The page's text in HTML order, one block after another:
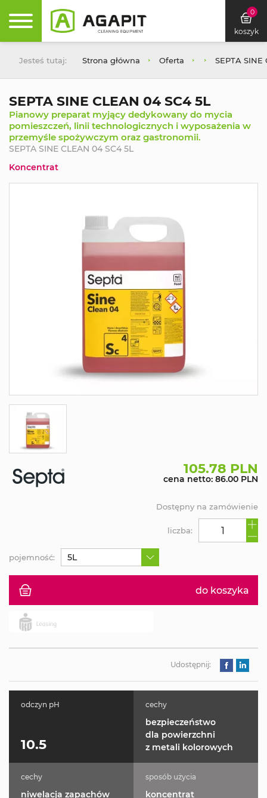
0
koszyk
Jesteś tutaj: Strona główna Oferta SEPTA SINE
SEPTA SINE CLEAN 04 SC4 5L
Pianowy preparat myjący dedykowany do mycia
pomieszczeń, linii technologicznych i wyposażenia w
przemyśle spożywczym oraz gastronomii.
SEPTA SINE CLEAN 04 SC4 5L
Koncentrat
105.78 PLN
cena netto: 86.00 PLN
do koszyka
liczba:
Dostępny na zamówienie
pojemność: 5L
Udostępnij:
odczyn pH
10.5
cechy
bezpieczeństwo
dla powierzchni
z metali kolorowych
cechy
niwelacja zapachów
sposób użycia
koncentrat